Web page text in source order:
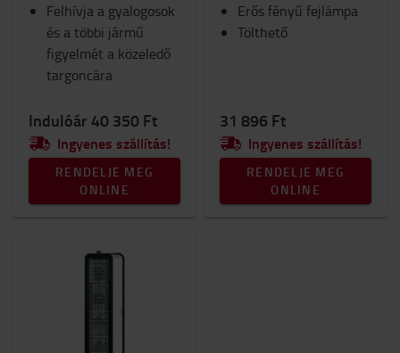
Felhívja a gyalogosok
és a többi jármű
figyelmét a közeledő
targoncára
Indulóár 40 350 Ft
Ingyenes szállítás!
RENDELJE MEG
ONLINE
Erős fényű fejlámpa
Tölthető
31 896 Ft
Ingyenes szállítás!
RENDELJE MEG
ONLINE